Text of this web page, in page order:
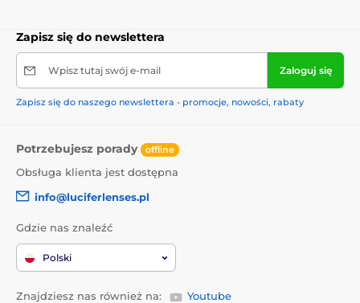
Zapisz się do newslettera
Wpisz tutaj swój e-mail Zaloguj się
Zapisz się do naszego newslettera - promocje, nowości, rabaty
Potrzebujesz porady offline
Obsługa klienta jest dostępna
info@luciferlenses.pl
Gdzie nas znaleźć
Polski
Znajdziesz nas również na: Youtube